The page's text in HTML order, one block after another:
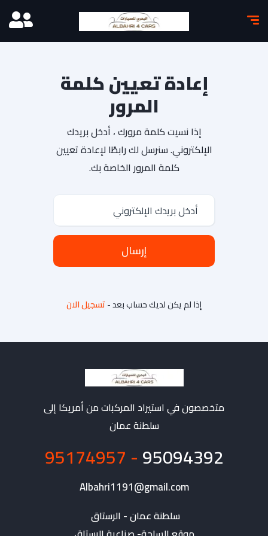
إعادة تعيين كلمة
المرور
إذا نسيت كلمة مرورك ، أدخل بريدك
الإلكتروني. سنرسل لك رابطًا لإعادة تعيين
كلمة المرور الخاصة بك.
إرسال
إذا لم يكن لديك حساب بعد -تسجيل الان
متخصصون في استيراد المركبات من أمريكا إلى
سلطنة عمان
95094392
- 95174957
Albahri1191@gmail.com